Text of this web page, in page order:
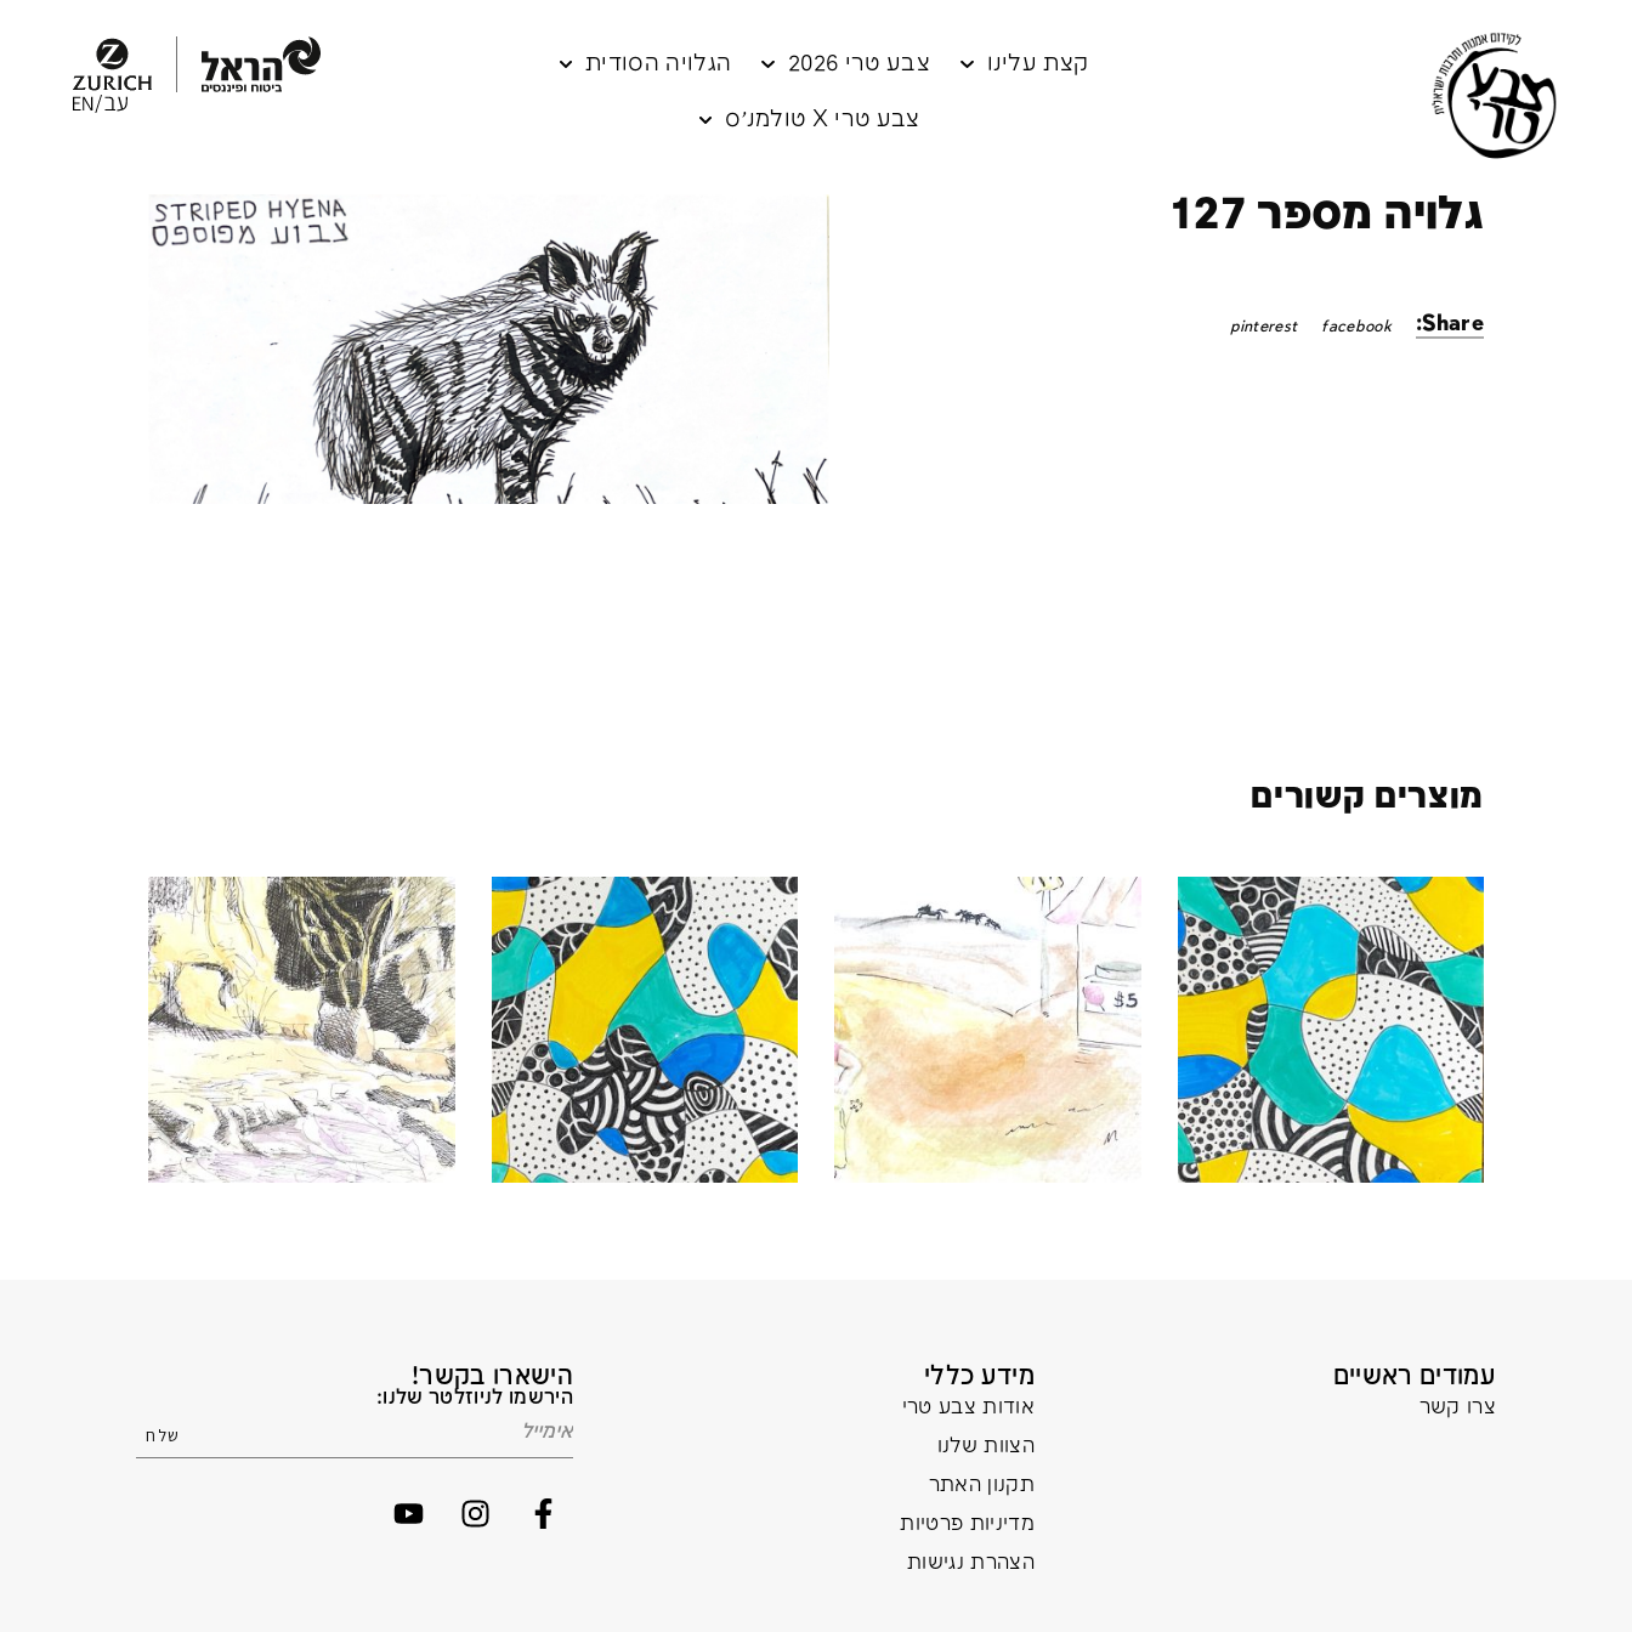
קצת עלינו צבע טרי 2026 הגלויה הסודית
צבע טרי X טולמנ׳ס
גלויה מספר 127
Share:
facebook
pinterest
מוצרים קשורים
עמודים ראשיים
צרו קשר
מידע כללי
אודות צבע טרי
הצוות שלנו
תקנון האתר
מדיניות פרטיות
הצהרת נגישות
הישארו בקשר!
הירשמו לניוזלטר שלנו: